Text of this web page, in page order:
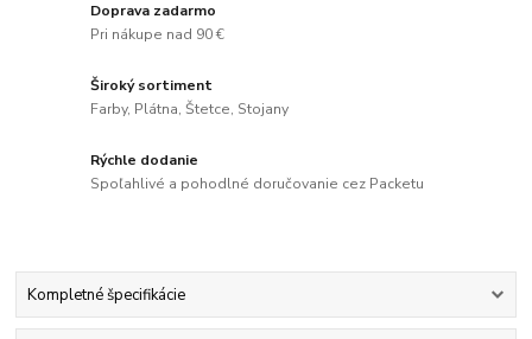
Doprava zadarmo
Pri nákupe nad 90 €
Široký sortiment
Farby, Plátna, Štetce, Stojany
Rýchle dodanie
Spoľahlivé a pohodlné doručovanie cez Packetu
Kompletné špecifikácie